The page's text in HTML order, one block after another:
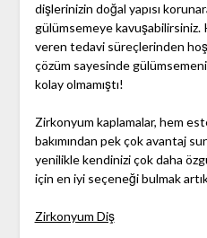
dişlerinizin doğal yapısı
gülümsemeye kavuşabilirsiniz.
veren tedavi süreçlerinden
çözüm sayesinde
kolay olmamıştı!
Zirkonyum kaplamalar, hem
bakımından pek çok avantaj
yenilikle kendinizi çok daha
için en iyi seçeneği bulmak
Zirkonyum Diş